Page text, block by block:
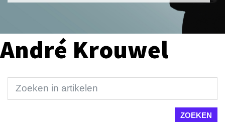
LOGIN
André Krouwel